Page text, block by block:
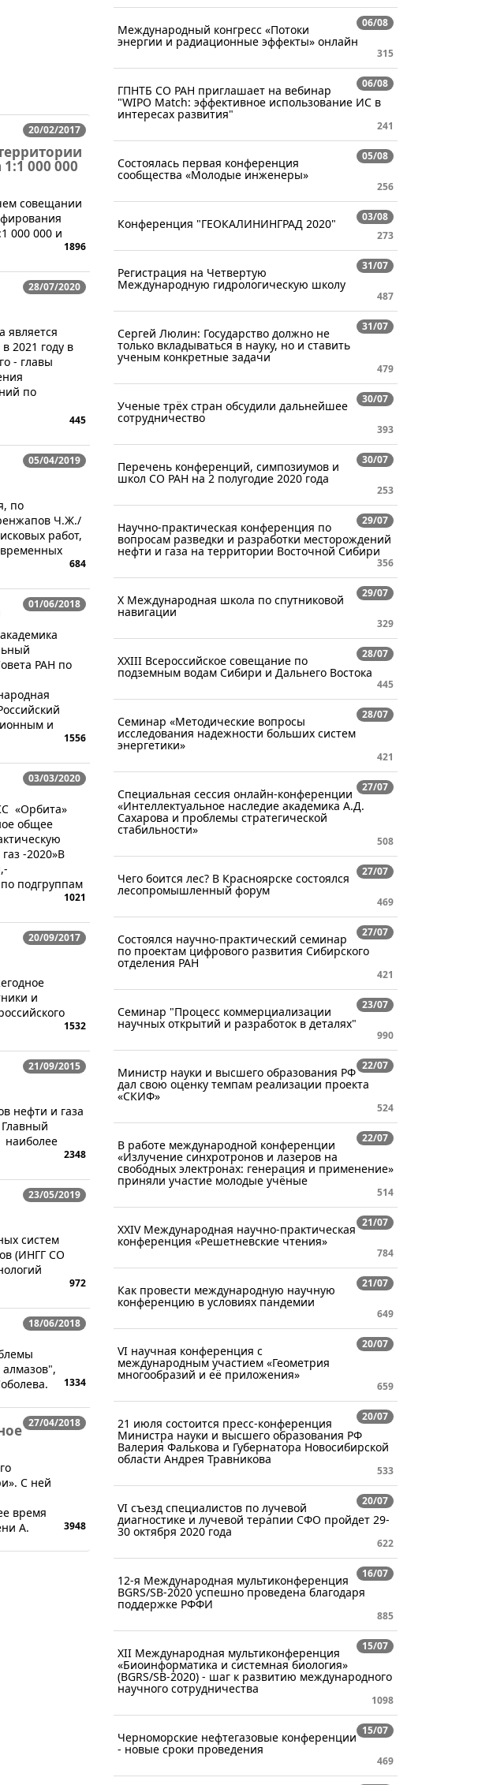
20/02/2017
000 000
совещании
000 000 и
1896
28/07/2020
является
2021 году в
- глав​ы
по
445
05/04/2019
по
Ч.Ж./
работ,
684
01/06/2018
РАН по
и
1556
03/03/2020
«Орбита»
общее
-2020»В
подгруппам
1021
20/09/2017
и
1532
21/09/2015
нефти и газа
наиболее
2348
23/05/2019
систем
(ИНГГ СО
972
18/06/2018
1334
27/04/2018
С ней
время
А.
3948
06/08
Международный конгресс «Потоки
энергии и радиационные эффекты» онлайн
315
06/08
ГПНТБ СО РАН приглашает на вебинар
"WIPO Match: эффективное использование ИС в
интересах развития"
241
05/08
Состоялась первая конференция
сообщества «Молодые инженеры»
256
03/08
Конференция "ГЕОКАЛИНИНГРАД 2020"
273
31/07
Регистрация на Четвертую
Международную гидрологическую школу
487
31/07
Сергей Люлин: Государство должно не
только вкладываться в науку, но и ставить
ученым конкретные задачи
479
30/07
Ученые трёх стран обсудили дальнейшее
сотрудничество
393
30/07
Перечень конференций, симпозиумов и
школ СО РАН на 2 полугодие 2020 года
253
29/07
Научно-практическая конференция по
вопросам разведки и разработки месторождений
нефти и газа на территории Восточной Сибири
356
29/07
X Международная школа по спутниковой
навигации
329
28/07
XXIII Всероссийское совещание по
подземным водам Сибири и Дальнего Востока
445
28/07
Семинар «Методические вопросы
исследования надежности больших систем
энергетики»
421
27/07
Специальная сессия онлайн-конференции
«Интеллектуальное наследие академика А.Д.
Сахарова и проблемы стратегической
стабильности»
508
27/07
Чего боится лес? В Красноярске состоялся
лесопромышленный форум
469
27/07
Состоялся научно-практический семинар
по проектам цифрового развития Сибирского
отделения РАН
421
23/07
Семинар "Процесс коммерциализации
научных открытий и разработок в деталях"
990
22/07
Министр науки и высшего образования РФ
дал свою оценку темпам реализации проекта
«СКИФ»
524
22/07
В работе международной конференции
«Излучение синхротронов и лазеров на
свободных электронах: генерация и применение»
приняли участие молодые учёные
514
21/07
XXIV Международная научно-практическая
конференция «Решетневские чтения»
784
21/07
Как провести международную научную
конференцию в условиях пандемии
649
20/07
VI научная конференция с
международным участием «Геометрия
многообразий и её приложения»
659
20/07
21 июля состоится пресс-конференция
Министра науки и высшего образования РФ
Валерия Фалькова и Губернатора Новосибирской
области Андрея Травникова
533
20/07
VI съезд специалистов по лучевой
диагностике и лучевой терапии СФО пройдет 29-
30 октября 2020 года
622
16/07
12-я Международная мультиконференция
BGRS/SB-2020 успешно проведена благодаря
поддержке РФФИ
885
15/07
XII Международная мультиконференция
«Биоинформатика и системная биология»
(BGRS/SB-2020) - шаг к развитию международного
научного сотрудничества
1098
15/07
Черноморские нефтегазовые конференции
- новые сроки проведения
469